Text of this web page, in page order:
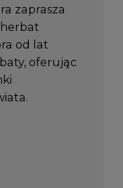
zaprasza
od lat
oferując